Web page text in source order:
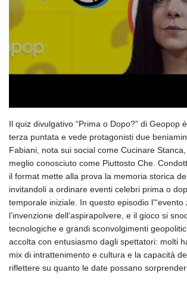
Pallavolo: l'Italia femminile vola in Polonia,
degli Europei
Media, nuova incursione israeliana in Siria.
nel sud-ovest
Il quiz divulgativo “Prima o Dopo?” di Geopop
terza puntata e vede protagonisti due
Fabiani, nota sui social come Cucinare
meglio conosciuto come Piuttosto Che.
il format mette alla prova la memoria storica
invitandoli a ordinare eventi celebri prima o
temporale iniziale. In questo episodio l’“evento
l’invenzione dell’aspirapolvere, e il gioco si
tecnologiche e grandi sconvolgimenti
accolta con entusiasmo dagli spettatori: molti
mix di intrattenimento e cultura e la capacità
riflettere su quanto le date possano